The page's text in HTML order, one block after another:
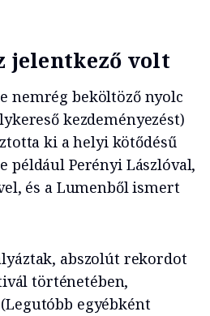
jelentkező volt
nemrég beköltöző nyolc
kezdeményezést)
ki a helyi kötődésű
például Perényi Lászlóval,
és a Lumenből ismert
abszolút rekordot
történetében,
egyébként